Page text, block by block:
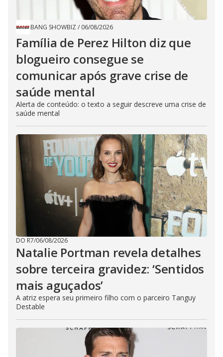
BANG SHOWBIZ / 06/08/2026
Família de Perez Hilton diz que
blogueiro consegue se
comunicar após grave crise de
saúde mental
Alerta de conteúdo: o texto a seguir descreve uma crise de
saúde mental
DO R7/06/08/2026
Natalie Portman revela detalhes
sobre terceira gravidez: ‘Sentidos
mais aguçados’
A atriz espera seu primeiro filho com o parceiro Tanguy
Destable